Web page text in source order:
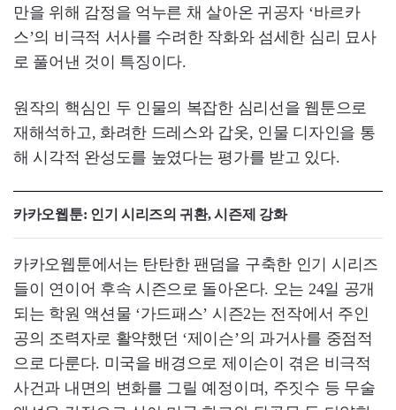
만을 위해 감정을 억누른 채 살아온 귀공자 ‘바르카
스’의 비극적 서사를 수려한 작화와 섬세한 심리 묘사
로 풀어낸 것이 특징이다.
원작의 핵심인 두 인물의 복잡한 심리선을 웹툰으로
재해석하고, 화려한 드레스와 갑옷, 인물 디자인을 통
해 시각적 완성도를 높였다는 평가를 받고 있다.
카카오웹툰: 인기 시리즈의 귀환, 시즌제 강화
카카오웹툰에서는 탄탄한 팬덤을 구축한 인기 시리즈
들이 연이어 후속 시즌으로 돌아온다. 오는 24일 공개
되는 학원 액션물 ‘가드패스’ 시즌2는 전작에서 주인
공의 조력자로 활약했던 ‘제이슨’의 과거사를 중점적
으로 다룬다. 미국을 배경으로 제이슨이 겪은 비극적
사건과 내면의 변화를 그릴 예정이며, 주짓수 등 무술